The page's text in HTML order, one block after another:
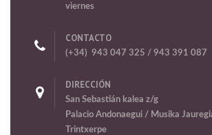
viernes
CONTACTO
(+34) 943 047 325 / 943 391 087
DIRECCIÓN
San Sebastián kalea z/g
Palacio Andonaegui / Musika
Trintxerpe